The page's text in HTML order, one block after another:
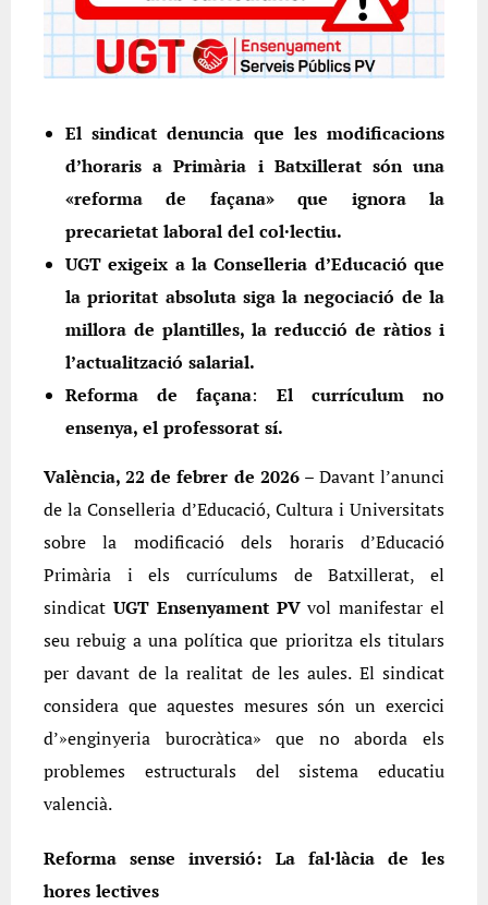
El sindicat denuncia que les modificacions
d’horaris a Primària i Batxillerat són una
«reforma de façana» que ignora la
precarietat laboral del col·lectiu.
UGT exigeix a la Conselleria d’Educació que
la prioritat absoluta siga la negociació de la
millora de plantilles, la reducció de ràtios i
l’actualització salarial.
Reforma de façana: El currículum no
ensenya, el professorat sí.
València, 22 de febrer de 2026– Davant l’anunci
de la Conselleria d’Educació, Cultura i Universitats
sobre la modificació dels horaris d’Educació
Primària i els currículums de Batxillerat, el
sindicat UGT Ensenyament PVvol manifestar el
seu rebuig a una política que prioritza els titulars
per davant de la realitat de les aules. El sindicat
considera que aquestes mesures són un exercici
d’»enginyeria burocràtica» que no aborda els
problemes estructurals del sistema educatiu
valencià.
Reforma sense inversió: La fal·làcia de les
hores lectives